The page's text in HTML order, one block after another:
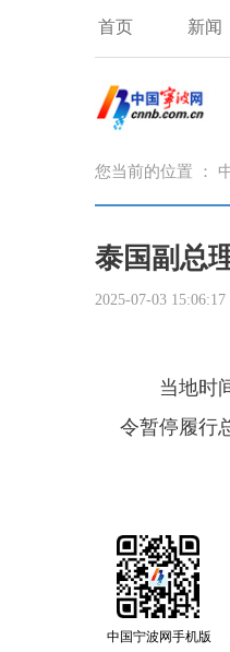
首页 新闻
您当前的位置 ：
泰国副总
2025-07-03 15:06:17
当地时
令暂停履行
中国宁波网手机版